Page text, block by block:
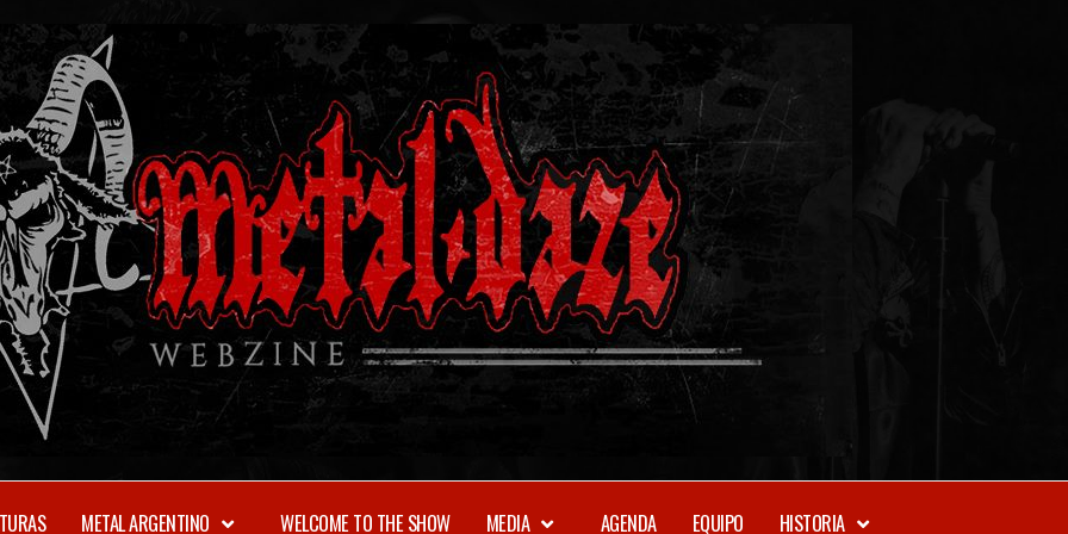
WEBZINE
METAL ARGENTINO WELCOME TO THE SHOW MEDIA AGENDA EQUIPO HISTORIA